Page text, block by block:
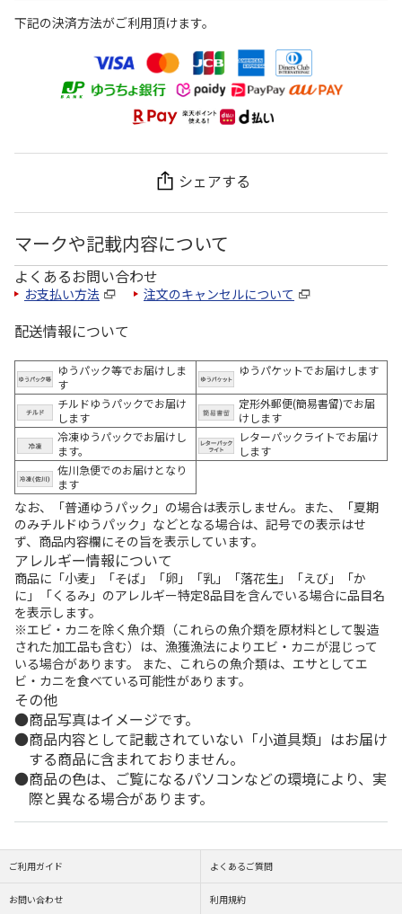
下記の決済方法がご利用頂けます。
シェアする
マークや記載内容について
よくあるお問い合わせ
お支払い方法 注文のキャンセルについて
配送情報について
ゆうパック等でお届けしま
す
ゆうパケットでお届けします
チルドゆうパックでお届け
します
定形外郵便(簡易書留)でお届
けします
冷凍ゆうパックでお届けし
ます。
レターパックライトでお届け
します
佐川急便でのお届けとなり
ます
なお、「普通ゆうパック」の場合は表示しません。また、「夏期
のみチルドゆうパック」などとなる場合は、記号での表示はせ
ず、商品内容欄にその旨を表示しています。
アレルギー情報について
商品に「小麦」「そば」「卵」「乳」「落花生」「えび」「か
に」「くるみ」のアレルギー特定8品目を含んでいる場合に品目名
を表示します。
※エビ・カニを除く魚介類（これらの魚介類を原材料として製造
された加工品も含む）は、漁獲漁法によりエビ・カニが混じって
いる場合があります。 また、これらの魚介類は、エサとしてエ
ビ・カニを食べている可能性があります。
その他
商品写真はイメージです。
商品内容として記載されていない「小道具類」はお届け
する商品に含まれておりません。
商品の色は、ご覧になるパソコンなどの環境により、実
際と異なる場合があります。
ご利用ガイド よくあるご質問
お問い合わせ 利用規約